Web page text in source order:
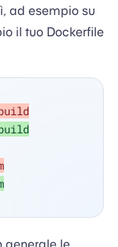
ad esempio su
il tuo Dockerfile